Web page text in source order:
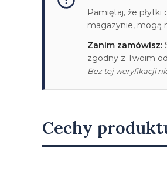
Pamiętaj, że
magazynie, mogą
Zanim zamówisz:
zgodny z Twoim
Bez tej weryfikacji
Cechy